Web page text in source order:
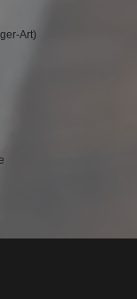
Art)